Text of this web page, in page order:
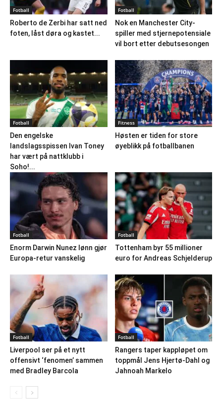
Fotball
Roberto de Zerbi har satt ned
foten, låst døra og kastet...
Fotball
Nok en Manchester City-
spiller med stjernepotensiale
vil bort etter debutsesongen
Fotball
Den engelske
landslagsspissen Ivan Toney
har vært på nattklubb i
Soho!...
Fitness
Høsten er tiden for store
øyeblikk på fotballbanen
Fotball
Enorm Darwin Nunez lønn gjør
Europa-retur vanskelig
Fotball
Tottenham byr 55 millioner
euro for Andreas Schjelderup
Fotball
Liverpool ser på et nytt
offensivt ‘fenomen’ sammen
med Bradley Barcola
Fotball
Rangers taper kappløpet om
toppmål Jens Hjertø-Dahl og
Jahnoah Markelo